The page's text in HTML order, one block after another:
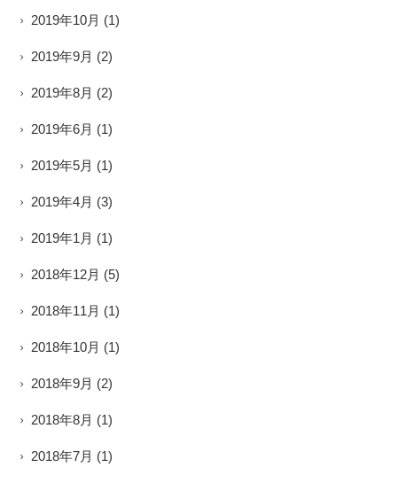
2019年10月 (1)
2019年9月 (2)
2019年8月 (2)
2019年6月 (1)
2019年5月 (1)
2019年4月 (3)
2019年1月 (1)
2018年12月 (5)
2018年11月 (1)
2018年10月 (1)
2018年9月 (2)
2018年8月 (1)
2018年7月 (1)